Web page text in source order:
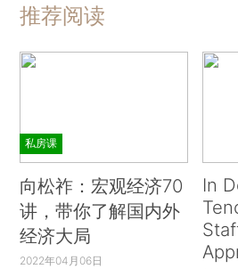
推荐阅读
私房课
向松祚：宏观经济70
讲，带你了解国内外
经济大局
2022年04月06日
In